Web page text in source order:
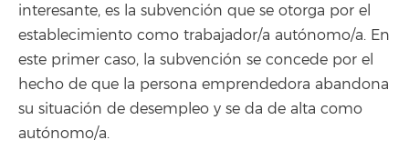
interesante, es la subvención que se otorga por el
establecimiento como trabajador/a autónomo/a. En
este primer caso, la subvención se concede por el
hecho de que la persona emprendedora abandona
su situación de desempleo y se da de alta como
autónomo/a.